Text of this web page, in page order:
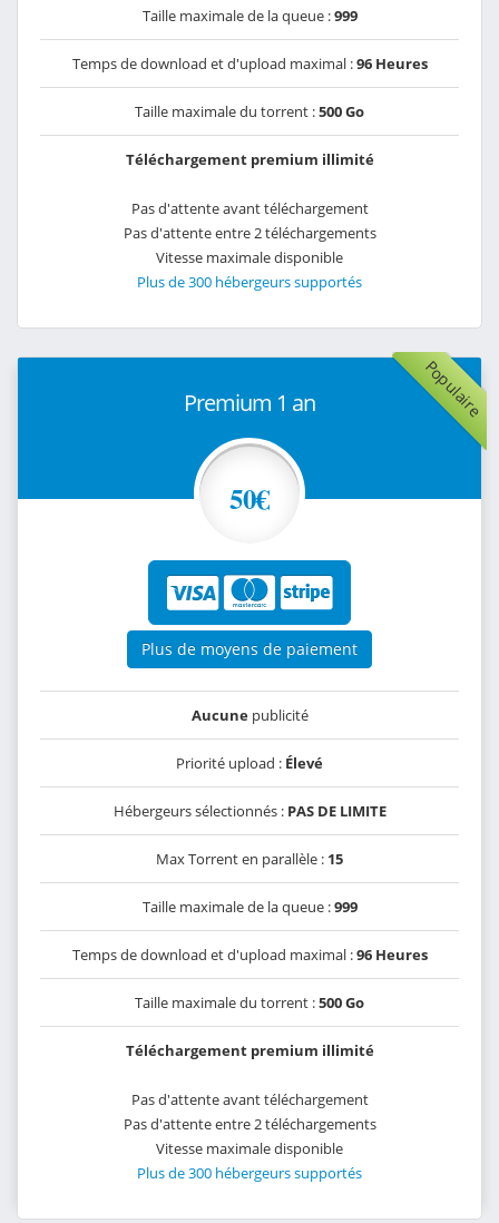
Taille maximale de la queue :999
Temps de download et d'upload maximal :96 Heures
Taille maximale du torrent :500 Go
Téléchargement premium illimité
Pas d'attente avant téléchargement
Pas d'attente entre 2 téléchargements
Vitesse maximale disponible
Plus de 300 hébergeurs supportés
Populaire
Premium 1 an
50€
Plus de moyens de paiement
Aucunepublicité
Priorité upload : Élevé
Hébergeurs sélectionnés : PAS DE LIMITE
Max Torrent en parallèle : 15
Taille maximale de la queue :999
Temps de download et d'upload maximal :96 Heures
Taille maximale du torrent :500 Go
Téléchargement premium illimité
Pas d'attente avant téléchargement
Pas d'attente entre 2 téléchargements
Vitesse maximale disponible
Plus de 300 hébergeurs supportés